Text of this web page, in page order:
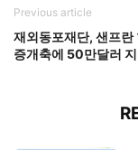
Previous article
재외동포재단, 샌프란
증개축에 50만달러